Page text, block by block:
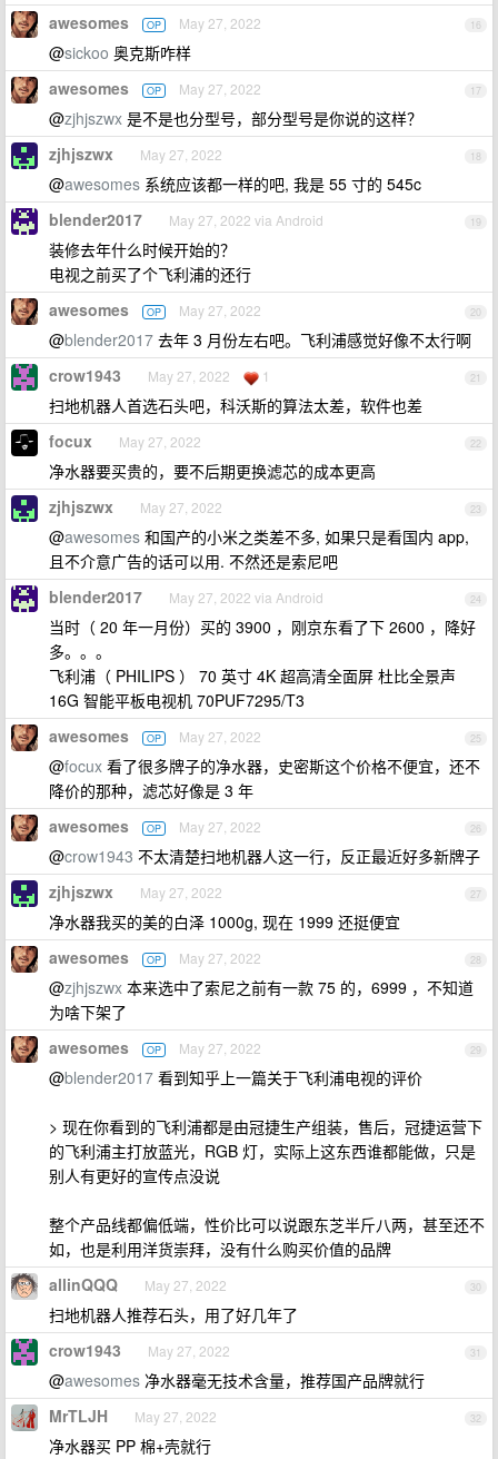
16
awesomes OP May 27, 2022
@sickoo 奥克斯咋样
17
awesomes OP May 27, 2022
@zjhjszwx 是不是也分型号，部分型号是你说的这样？
18
zjhjszwx May 27, 2022
@awesomes 系统应该都一样的吧, 我是 55 寸的 545c
19
blender2017 May 27, 2022 via Android
装修去年什么时候开始的？
电视之前买了个飞利浦的还行
20
awesomes OP May 27, 2022
@blender2017 去年 3 月份左右吧。飞利浦感觉好像不太行啊
21
crow1943 May 27, 2022 1
扫地机器人首选石头吧，科沃斯的算法太差，软件也差
22
focux May 27, 2022
净水器要买贵的，要不后期更换滤芯的成本更高
23
zjhjszwx May 27, 2022
@awesomes 和国产的小米之类差不多, 如果只是看国内 app,
且不介意广告的话可以用. 不然还是索尼吧
24
blender2017 May 27, 2022 via Android
当时（ 20 年一月份）买的 3900 ，刚京东看了下 2600 ，降好
多。。。
飞利浦（ PHILIPS ） 70 英寸 4K 超高清全面屏 杜比全景声
16G 智能平板电视机 70PUF7295/T3
25
awesomes OP May 27, 2022
@focux 看了很多牌子的净水器，史密斯这个价格不便宜，还不
降价的那种，滤芯好像是 3 年
26
awesomes OP May 27, 2022
@crow1943 不太清楚扫地机器人这一行，反正最近好多新牌子
27
zjhjszwx May 27, 2022
净水器我买的美的白泽 1000g, 现在 1999 还挺便宜
28
awesomes OP May 27, 2022
@zjhjszwx 本来选中了索尼之前有一款 75 的，6999 ，不知道
为啥下架了
29
awesomes OP May 27, 2022
@blender2017 看到知乎上一篇关于飞利浦电视的评价
> 现在你看到的飞利浦都是由冠捷生产组装，售后，冠捷运营下
的飞利浦主打放蓝光，RGB 灯，实际上这东西谁都能做，只是
别人有更好的宣传点没说
整个产品线都偏低端，性价比可以说跟东芝半斤八两，甚至还不
如，也是利用洋货崇拜，没有什么购买价值的品牌
30
allinQQQ May 27, 2022
扫地机器人推荐石头，用了好几年了
31
crow1943 May 27, 2022
@awesomes 净水器毫无技术含量，推荐国产品牌就行
32
MrTLJH May 27, 2022
净水器买 PP 棉+壳就行